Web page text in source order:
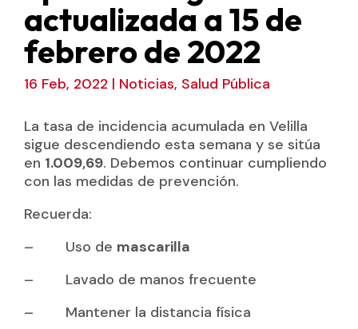
actualizada a 15 de
febrero de 2022
16 Feb, 2022 | Noticias, Salud Pública
La tasa de incidencia acumulada en Velilla
sigue descendiendo esta semana y se sitúa
en 1.009,69. Debemos continuar cumpliendo
con las medidas de prevención.
Recuerda:
– Uso de mascarilla
– Lavado de manos frecuente
– Mantener la distancia física